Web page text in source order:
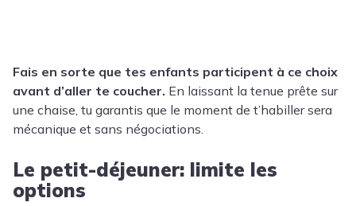
Fais en sorte que tes enfants participent à ce choix
avant d’aller te coucher. En laissant la tenue prête sur
une chaise, tu garantis que le moment de t’habiller sera
mécanique et sans négociations.
Le petit-déjeuner: limite les
options